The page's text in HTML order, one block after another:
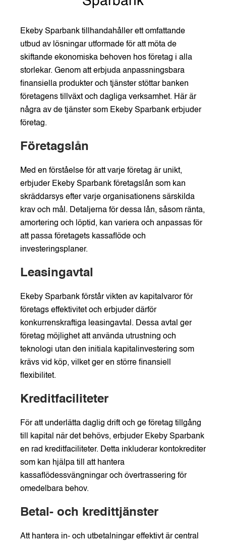
Ekeby Sparbank tillhandahåller ett omfattande
utbud av lösningar utformade för att möta de
skiftande ekonomiska behoven hos företag i alla
storlekar. Genom att erbjuda anpassningsbara
finansiella produkter och tjänster stöttar banken
företagens tillväxt och dagliga verksamhet. Här är
några av de tjänster som Ekeby Sparbank erbjuder
företag.
Företagslån
Med en förståelse för att varje företag är unikt,
erbjuder Ekeby Sparbank företagslån som kan
skräddarsys efter varje organisationens särskilda
krav och mål. Detaljerna för dessa lån, såsom ränta,
amortering och löptid, kan variera och anpassas för
att passa företagets kassaflöde och
investeringsplaner.
Leasingavtal
Ekeby Sparbank förstår vikten av kapitalvaror för
företags effektivitet och erbjuder därför
konkurrenskraftiga leasingavtal. Dessa avtal ger
företag möjlighet att använda utrustning och
teknologi utan den initiala kapitalinvestering som
krävs vid köp, vilket ger en större finansiell
flexibilitet.
Kreditfaciliteter
För att underlätta daglig drift och ge företag tillgång
till kapital när det behövs, erbjuder Ekeby Sparbank
en rad kreditfaciliteter. Detta inkluderar kontokrediter
som kan hjälpa till att hantera
kassaflödessvängningar och övertrassering för
omedelbara behov.
Betal- och kredittjänster
Att hantera in- och utbetalningar effektivt är central